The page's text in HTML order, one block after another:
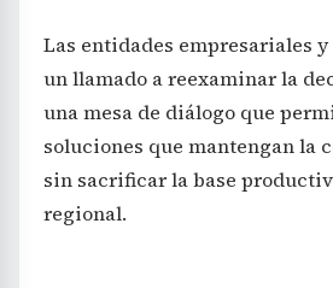
Las entidades empresariales
un llamado a reexaminar la
una mesa de diálogo que
soluciones que mantengan la
sin sacrificar la base
regional.